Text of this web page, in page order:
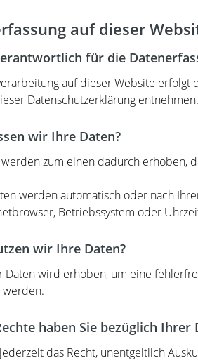
auf dieser
für die
auf dieser Website
Datenschutzerklärung
wir Ihre Daten?
zum einen dadurch erhoben,
werden automatisch oder nach
Betriebssystem oder
wir Ihre Daten?
Daten wird erhoben, um eine
haben Sie bezüglich Ihrer
das Recht, unentgeltlich